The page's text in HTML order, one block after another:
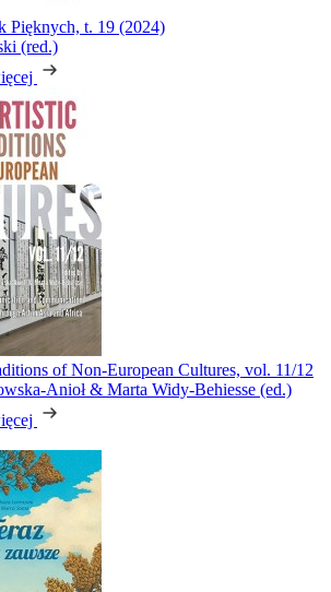
Pięknych, t. 19 (2024)
(red.)
of Non-European Cultures, vol. 11/12
Anioł & Marta Widy-Behiesse (ed.)